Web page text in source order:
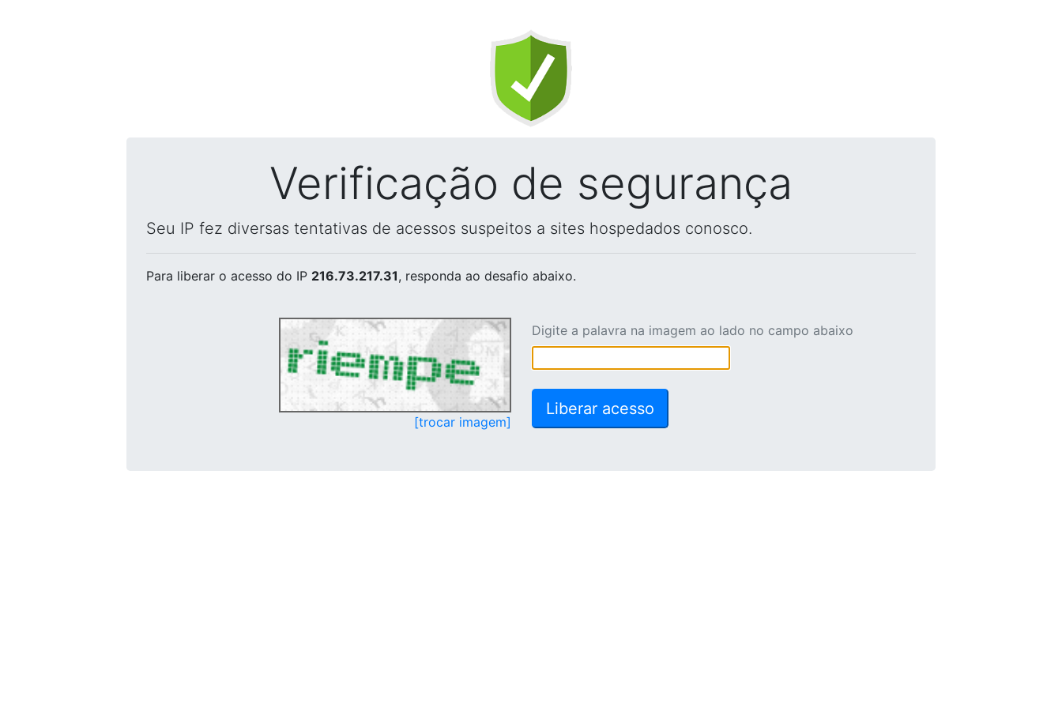
Verificação de segurança
Seu IP fez diversas tentativas de acessos suspeitos a sites hospedados conosco.
Para liberar o acesso do IP 216.73.217.31, responda ao desafio abaixo.
[trocar imagem]
Digite a palavra na imagem ao lado no campo abaixo